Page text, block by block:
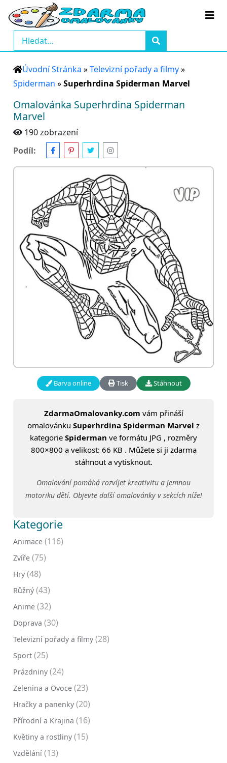
Úvodní Stránka »Televizní pořady a filmy»
Spiderman »Superhrdina Spiderman Marvel
Omalovánka Superhrdina Spiderman
Marvel
190 zobrazení
Podíl:
Barva online Tisk Stáhnout
ZdarmaOmalovanky.com vám přináší
omalovánku Superhrdina Spiderman Marvel z
kategorie Spiderman ve formátu JPG , rozměry
800×800 a velikost: 66 KB . Můžete si ji zdarma
stáhnout a vytisknout.
Omalování pomáhá rozvíjet kreativitu a jemnou
motoriku dětí. Objevte další omalovánky v sekcích níže!
Kategorie
Animace (116)
Zvíře (75)
Hry (48)
Růžný (43)
Anime (32)
Doprava (30)
Televizní pořady a filmy (28)
Sport (25)
Prázdniny (24)
Zelenina a Ovoce (23)
Hračky a panenky (20)
Přírodní a Krajina (16)
Květiny a rostliny (15)
Vzdělání (13)